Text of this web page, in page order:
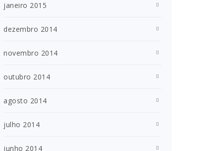
janeiro 2015
dezembro 2014
novembro 2014
outubro 2014
agosto 2014
julho 2014
junho 2014